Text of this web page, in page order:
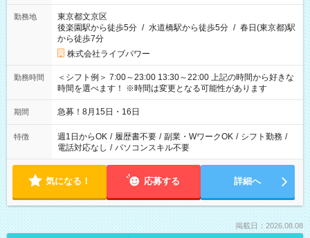
勤務地
東京都文京区
後楽園駅から徒歩5分 / 水道橋駅から徒歩5分 / 春日(東京都)駅
から徒歩7分
株式会社ライブパワー
勤務時間
＜シフト例＞ 7:00～23:00 13:30～22:00 上記の時間から好きな
時間を選べます！ ※時間は変更となる可能性があります
期間 急募！8月15日・16日
特徴 週1日からOK / 履歴書不要 / 副業・WワークOK / シフト勤務 /
電話対応なし / パソコンスキル不要
気になる！ 応募する 詳細へ
掲載日：2026.08.08